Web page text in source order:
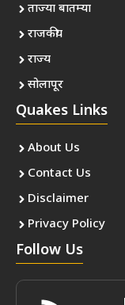
ताज्या बातम्या
राजकीय
राज्य
सोलापूर
Quakes Links
About Us
Contact Us
Disclaimer
Privacy Policy
Follow Us